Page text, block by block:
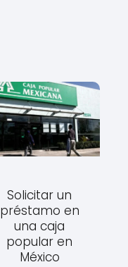
Solicitar un
préstamo en
una caja
popular en
México